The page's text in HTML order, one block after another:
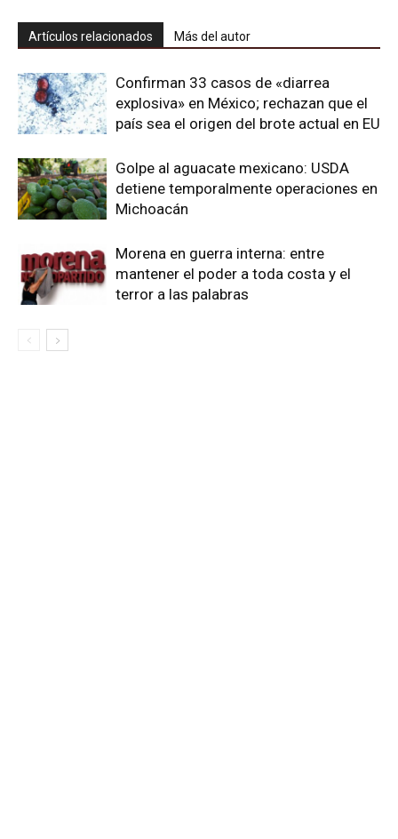
Artículos relacionados Más del autor
Confirman 33 casos de «diarrea
explosiva» en México; rechazan que el
país sea el origen del brote actual en EU
Golpe al aguacate mexicano: USDA
detiene temporalmente operaciones en
Michoacán
Morena en guerra interna: entre
mantener el poder a toda costa y el
terror a las palabras